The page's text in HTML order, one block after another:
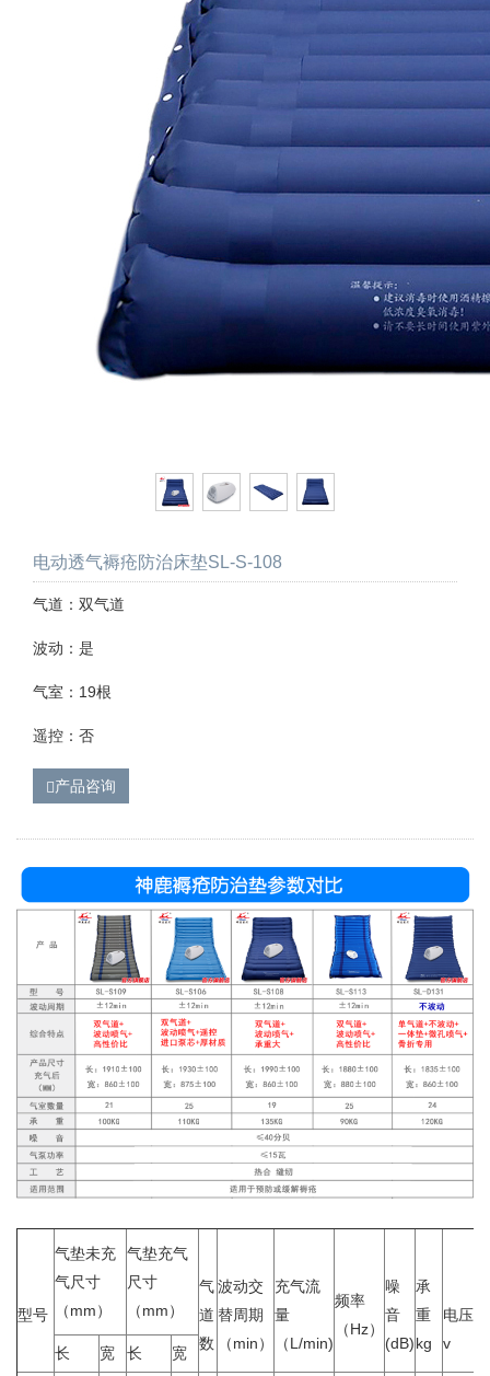
电动透气褥疮防治床垫SL-S-108
气道：双气道
波动：是
气室：19根
遥控：否
产品咨询
型号
气垫未充
气尺寸
（mm）
气垫充气
尺寸
（mm）
气
道
数
波动交
替周期
（min）
充气流
量
（L/min)
频率
（Hz）
噪
音
(dB)
承
重
kg
电压
v
长 宽 长 宽